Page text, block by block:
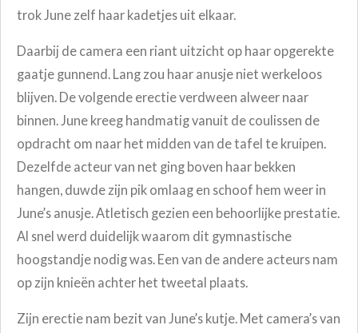
trok June zelf haar kadetjes uit elkaar.
Daarbij de camera een riant uitzicht op haar opgerekte
gaatje gunnend. Lang zou haar anusje niet werkeloos
blijven. De volgende erectie verdween alweer naar
binnen. June kreeg handmatig vanuit de coulissen de
opdracht om naar het midden van de tafel te kruipen.
Dezelfde acteur van net ging boven haar bekken
hangen, duwde zijn pik omlaag en schoof hem weer in
June’s anusje. Atletisch gezien een behoorlijke prestatie.
Al snel werd duidelijk waarom dit gymnastische
hoogstandje nodig was. Een van de andere acteurs nam
op zijn knieën achter het tweetal plaats.
Zijn erectie nam bezit van June’s kutje. Met camera’s van